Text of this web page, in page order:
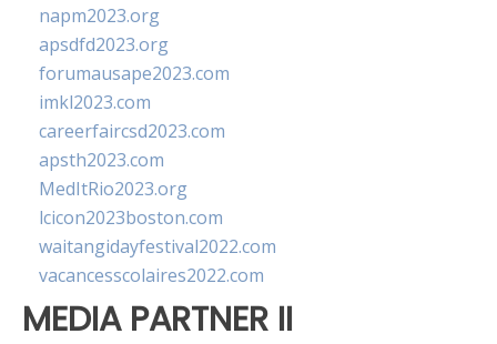
napm2023.org
apsdfd2023.org
forumausape2023.com
imkl2023.com
careerfaircsd2023.com
apsth2023.com
MedItRio2023.org
lcicon2023boston.com
waitangidayfestival2022.com
vacancesscolaires2022.com
MEDIA PARTNER II